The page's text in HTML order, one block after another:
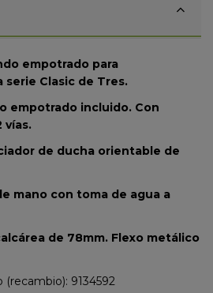
empotrado para
serie Clasic de Tres.
empotrado incluido. Con
vías.
de ducha orientable de
mano con toma de agua a
de 78mm. Flexo metálico
9134592